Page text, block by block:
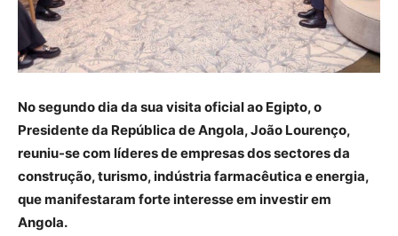
No segundo dia da sua visita oficial ao Egipto, o
Presidente da República de Angola, João Lourenço,
reuniu-se com líderes de empresas dos sectores da
construção, turismo, indústria farmacêutica e energia,
que manifestaram forte interesse em investir em
Angola.